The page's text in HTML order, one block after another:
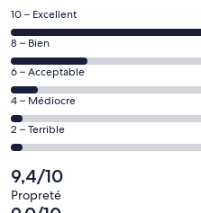
une
nouvelle
fenêtre
Note
de 10
–
Excellent,
d’après
2336 avis
sur 3446.
10 – Excellent
Note
de 8
–
Bien,
d’après
679 avis
8 – Bien
Note
de 6
–
Acceptable,
d’après
228 avis
sur 3446.
6 – Acceptable
Note
de 4
–
d’après
103 avis
4 – Médiocre
Note
de 2
–
Terrible,
d’après
2 – Terrible
9,4/10
Propreté